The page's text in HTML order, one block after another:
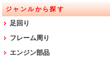
ジャンルから探す
足回り
フレーム周り
エンジン部品